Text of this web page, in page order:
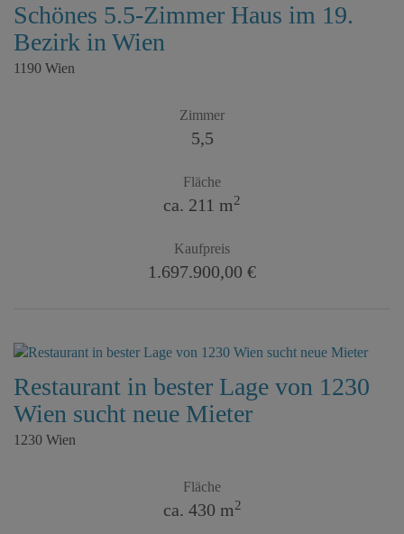
Schönes 5.5-Zimmer Haus im 19.
Bezirk in Wien
1190 Wien
Zimmer
5,5
Fläche
ca. 211 m2
Kaufpreis
1.697.900,00 €
Restaurant in bester Lage von 1230
Wien sucht neue Mieter
1230 Wien
Fläche
ca. 430 m2